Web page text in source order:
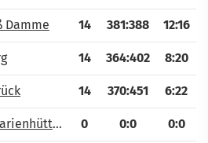
Damme 14 381:388 12:16
14 364:402 8:20
14 370:451 6:22
TV Georgsmarienhütte III 0 0:0 0:0